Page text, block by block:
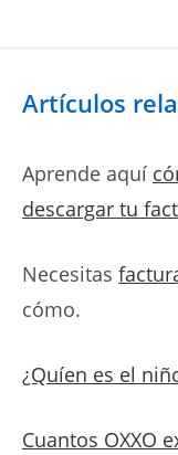
Artículos
Aprende aquí
descargar tu
Necesitas
cómo.
¿Quíen es el
Cuantos OXXO